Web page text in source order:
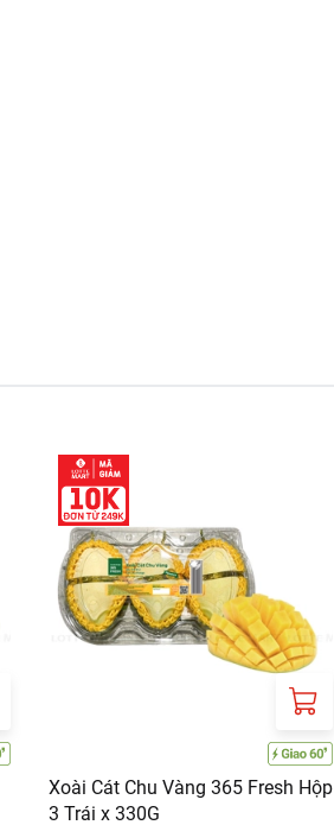
Xoài Cát Chu Vàng 365 Fresh Hộp
3 Trái x 330G